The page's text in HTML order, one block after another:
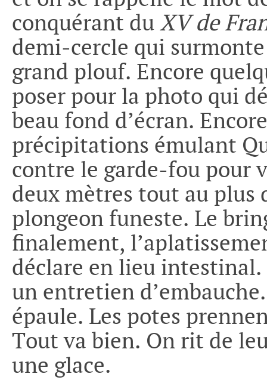
conquérant du XV de
demi-cercle qui
grand plouf. Encore
poser pour la photo qui
beau fond d’écran.
précipitations émulant
contre le garde-fou pour
deux mètres tout au plus
plongeon funeste. Le
finalement,
déclare en lieu intestinal.
un entretien
épaule. Les potes
Tout va bien. On rit de
une glace.